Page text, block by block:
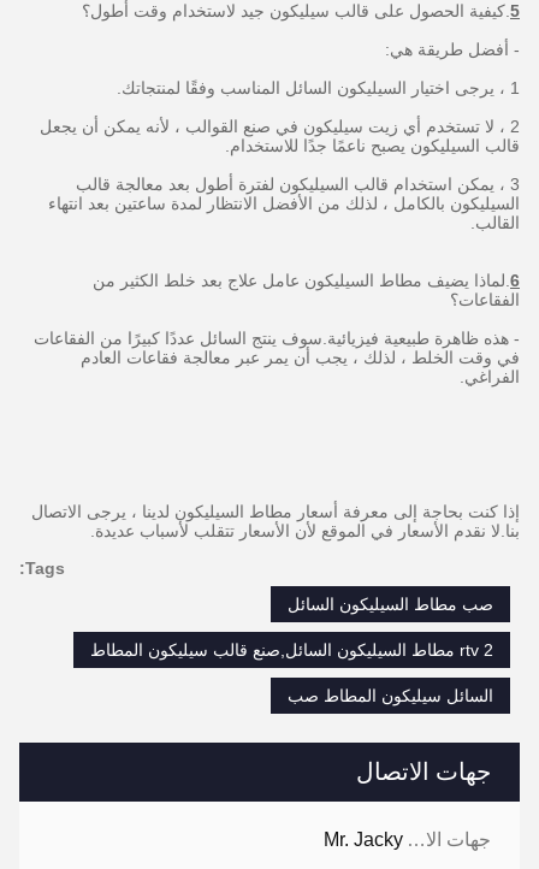
جهات الاتصال
جهات الاتصال: Mr. Jacky
5 .كيفية الحصول على قالب سيليكون جيد لاستخدام وقت أطول؟
- أفضل طريقة هي:
1 ، يرجى اختيار السيليكون السائل المناسب وفقًا لمنتجاتك.
2 ، لا تستخدم أي زيت سيليكون في صنع القوالب ، لأنه يمكن أن يجعل
قالب السيليكون يصبح ناعمًا جدًا للاستخدام.
3 ، يمكن استخدام قالب السيليكون لفترة أطول بعد معالجة قالب
السيليكون بالكامل ، لذلك من الأفضل الانتظار لمدة ساعتين بعد انتهاء
القالب.
6 .لماذا يضيف مطاط السيليكون عامل علاج بعد خلط الكثير من
الفقاعات؟
- هذه ظاهرة طبيعية فيزيائية.سوف ينتج السائل عددًا كبيرًا من الفقاعات
في وقت الخلط ، لذلك ، يجب أن يمر عبر معالجة فقاعات العادم
الفراغي.
إذا كنت بحاجة إلى معرفة أسعار مطاط السيليكون لدينا ، يرجى الاتصال
بنا.لا نقدم الأسعار في الموقع لأن الأسعار تتقلب لأسباب عديدة.
Tags:
صب مطاط السيليكون السائل
rtv 2 مطاط السيليكون السائل,صنع قالب سيليكون المطاط
السائل سيليكون المطاط صب